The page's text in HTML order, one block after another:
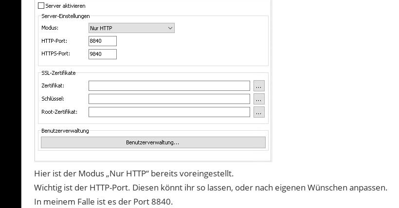
Hier ist der Modus „Nur HTTP“ bereits voreingestellt.
Wichtig ist der HTTP-Port. Diesen könnt ihr so lassen, oder nach eigenen Wünschen anpassen.
In meinem Falle ist es der Port 8840.